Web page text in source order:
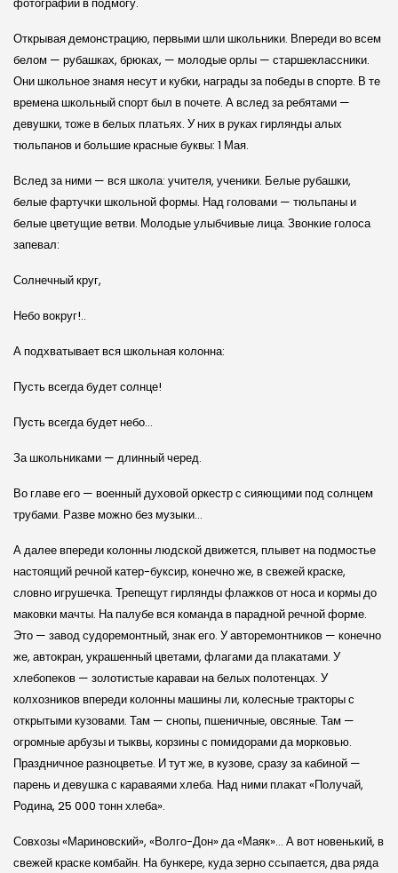
фотографии в подмогу.
Открывая демонстрацию, первыми шли школьники. Впереди во всем
белом — рубашках, брюках, — молодые орлы — старшеклассники.
Они школьное знамя несут и кубки, награды за победы в спорте. В те
времена школьный спорт был в почете. А вслед за ребятами —
девушки, тоже в белых платьях. У них в руках гирлянды алых
тюльпанов и большие красные буквы: 1 Мая.
Вслед за ними — вся школа: учителя, ученики. Белые рубашки,
белые фартучки школьной формы. Над головами — тюльпаны и
белые цветущие ветви. Молодые улыбчивые лица. Звонкие голоса
запевал:
Солнечный круг,
Небо вокруг!..
А подхватывает вся школьная колонна:
Пусть всегда будет солнце!
Пусть всегда будет небо…
За школьниками — длинный черед.
Во главе его — военный духовой оркестр с сияющими под солнцем
трубами. Разве можно без музыки…
А далее впереди колонны людской движется, плывет на подмостье
настоящий речной катер-буксир, конечно же, в свежей краске,
словно игрушечка. Трепещут гирлянды флажков от носа и кормы до
маковки мачты. На палубе вся команда в парадной речной форме.
Это — завод судоремонтный, знак его. У авторемонтников — конечно
же, автокран, украшенный цветами, флагами да плакатами. У
хлебопеков — золотистые караваи на белых полотенцах. У
колхозников впереди колонны машины ли, колесные тракторы с
открытыми кузовами. Там — снопы, пшеничные, овсяные. Там —
огромные арбузы и тыквы, корзины с помидорами да морковью.
Праздничное разноцветье. И тут же, в кузове, сразу за кабиной —
парень и девушка с караваями хлеба. Над ними плакат «Получай,
Родина, 25 000 тонн хлеба».
Совхозы «Мариновский», «Волго-Дон» да «Маяк»… А вот новенький, в
свежей краске комбайн. На бункере, куда зерно ссыпается, два ряда